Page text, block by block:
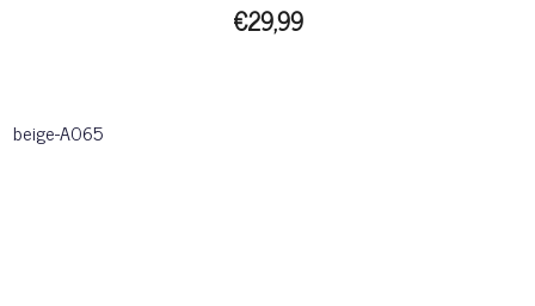
€29,99
beige-A065